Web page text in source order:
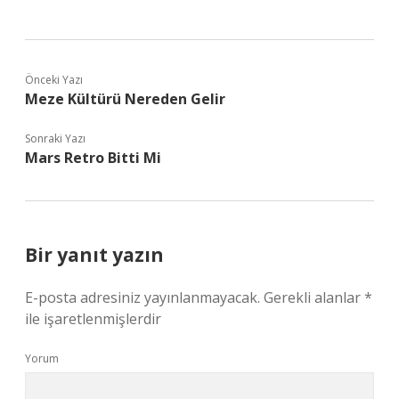
Önceki Yazı
Meze Kültürü Nereden Gelir
Sonraki Yazı
Mars Retro Bitti Mi
Bir yanıt yazın
E-posta adresiniz yayınlanmayacak. Gerekli alanlar*
ile işaretlenmişlerdir
Yorum